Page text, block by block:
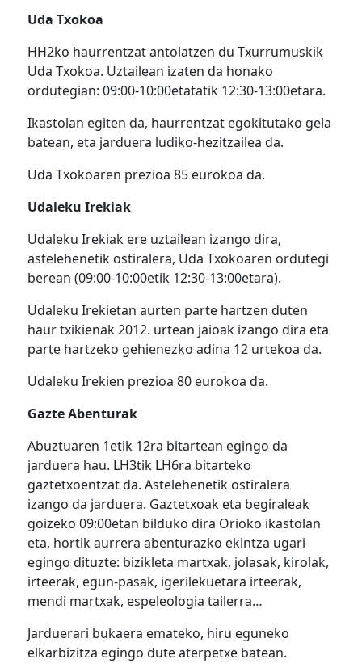
Uda Txokoa
HH2ko haurrentzat antolatzen du Txurrumuskik
Uda Txokoa. Uztailean izaten da honako
ordutegian: 09:00-10:00etatatik 12:30-13:00etara.
Ikastolan egiten da, haurrentzat egokitutako gela
batean, eta jarduera ludiko-hezitzailea da.
Uda Txokoaren prezioa 85 eurokoa da.
Udaleku Irekiak
Udaleku Irekiak ere uztailean izango dira,
astelehenetik ostiralera, Uda Txokoaren ordutegi
berean (09:00-10:00etik 12:30-13:00etara).
Udaleku Irekietan aurten parte hartzen duten
haur txikienak 2012. urtean jaioak izango dira eta
parte hartzeko gehienezko adina 12 urtekoa da.
Udaleku Irekien prezioa 80 eurokoa da.
Gazte Abenturak
Abuztuaren 1etik 12ra bitartean egingo da
jarduera hau. LH3tik LH6ra bitarteko
gaztetxoentzat da. Astelehenetik ostiralera
izango da jarduera. Gaztetxoak eta begiraleak
goizeko 09:00etan bilduko dira Orioko ikastolan
eta, hortik aurrera abenturazko ekintza ugari
egingo dituzte: bizikleta martxak, jolasak, kirolak,
irteerak, egun-pasak, igerilekuetara irteerak,
mendi martxak, espeleologia tailerra…
Jarduerari bukaera emateko, hiru eguneko
elkarbizitza egingo dute aterpetxe batean.